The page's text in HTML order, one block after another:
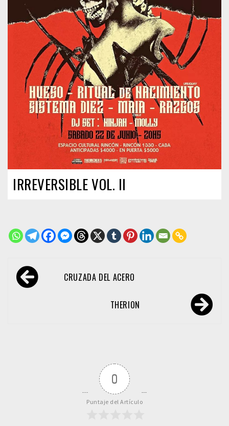
IRREVERSIBLE VOL. II
Navegación
de CRUZADA DEL ACERO
THERION
0
Puntaje del Artículo